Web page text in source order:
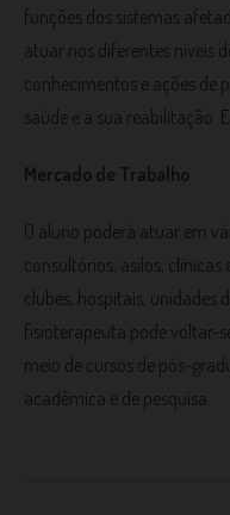
funções dos sistemas
atuar nos diferentes níveis
conhecimentos e ações de
saúde e a sua reabilitação.
Mercado de Trabalho
O aluno poderá atuar em
consultórios, asilos, clínicas
clubes, hospitais, unidades
fisioterapeuta pode voltar-
meio de cursos de pós-
acadêmica e de pesquisa.